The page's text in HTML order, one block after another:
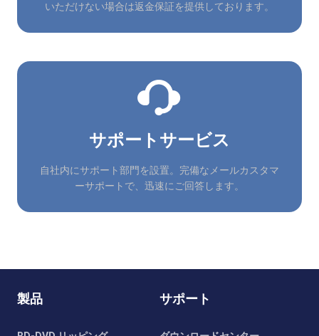
いただけない場合は返金保証を提供しております。
サポートサービス
自社内にサポート部門を設置。完備なメールカスタマ
ーサポートで、迅速にご回答します。
製品 サポート